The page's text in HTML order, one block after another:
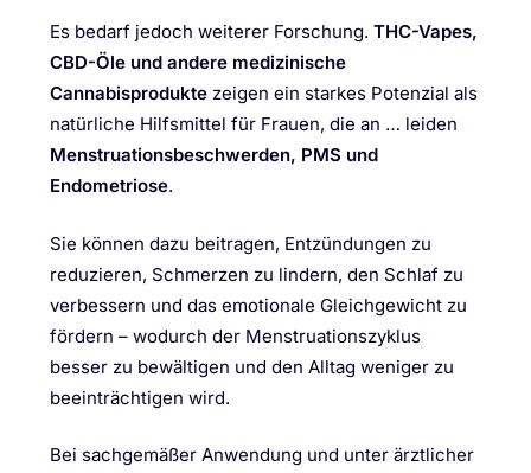
Es bedarf jedoch weiterer Forschung. THC-Vapes,
CBD-Öle und andere medizinische
Cannabisprodukte zeigen ein starkes Potenzial als
natürliche Hilfsmittel für Frauen, die an … leiden
Menstruationsbeschwerden, PMS und
Endometriose.
Sie können dazu beitragen, Entzündungen zu
reduzieren, Schmerzen zu lindern, den Schlaf zu
verbessern und das emotionale Gleichgewicht zu
fördern – wodurch der Menstruationszyklus
besser zu bewältigen und den Alltag weniger zu
beeinträchtigen wird.
Bei sachgemäßer Anwendung und unter ärztlicher